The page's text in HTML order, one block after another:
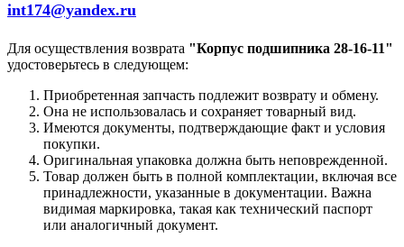
int174@yandex.ru
Для осуществления возврата "Корпус подшипника 28-16-11"
удостоверьтесь в следующем:
Приобретенная запчасть подлежит возврату и обмену.
Она не использовалась и сохраняет товарный вид.
Имеются документы, подтверждающие факт и условия
покупки.
Оригинальная упаковка должна быть неповрежденной.
Товар должен быть в полной комплектации, включая все
принадлежности, указанные в документации. Важна
видимая маркировка, такая как технический паспорт
или аналогичный документ.